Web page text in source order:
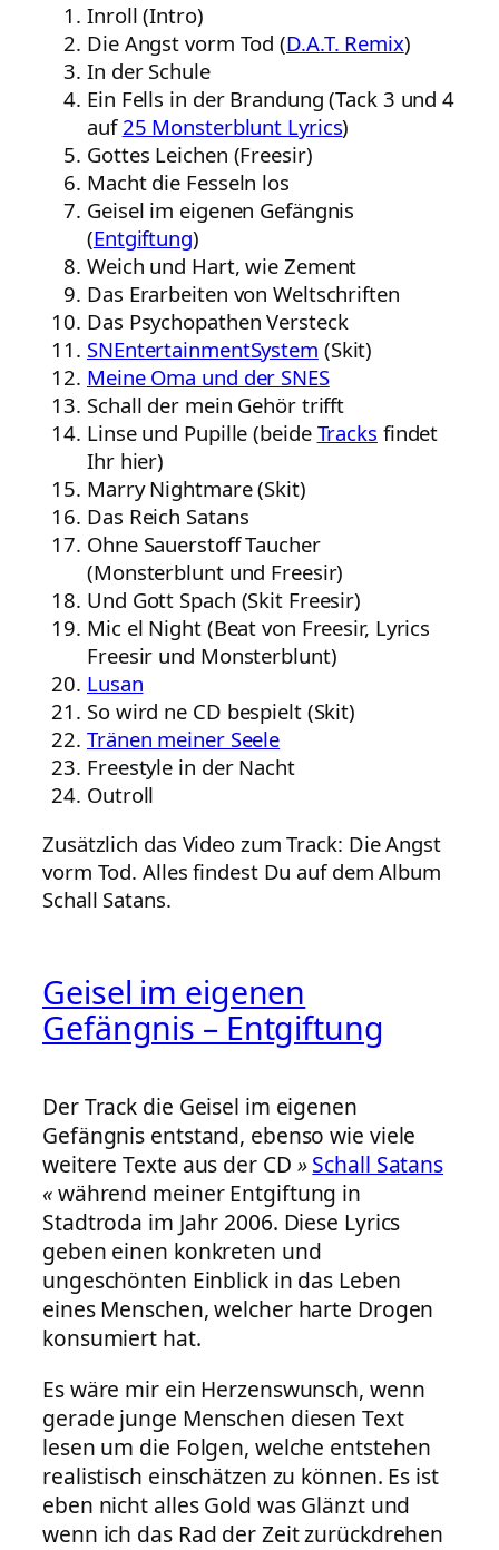
Inroll (Intro)
Die Angst vorm Tod (D.A.T. Remix)
In der Schule
Ein Fells in der Brandung (Tack 3 und 4
auf25 Monsterblunt Lyrics)
Gottes Leichen (Freesir)
Macht die Fesseln los
Geisel im eigenen Gefängnis
(Entgiftung)
Weich und Hart, wie Zement
Das Erarbeiten von Weltschriften
Das Psychopathen Versteck
SNEntertainmentSystem (Skit)
Meine Oma und der SNES
Schall der mein Gehör trifft
Linse und Pupille (beide Tracks findet
Ihr hier)
Marry Nightmare (Skit)
Das Reich Satans
Ohne Sauerstoff Taucher
(Monsterblunt und Freesir)
Und Gott Spach (Skit Freesir)
Mic el Night (Beat von Freesir, Lyrics
Freesir und Monsterblunt)
Lusan
So wird ne CD bespielt (Skit)
Tränen meiner Seele
Freestyle in der Nacht
Outroll
Zusätzlich das Video zum Track: Die Angst
vorm Tod. Alles findest Du auf dem Album
Schall Satans.
Geisel im eigenen
Gefängnis – Entgiftung
Der Track die Geisel im eigenen
Gefängnis entstand, ebenso wie viele
weitere Texte aus der CD » Schall Satans
«während meiner Entgiftung in
Stadtroda im Jahr 2006. Diese Lyrics
geben einen konkreten und
ungeschönten Einblick in das Leben
eines Menschen, welcher harte Drogen
konsumiert hat.
Es wäre mir ein Herzenswunsch, wenn
gerade junge Menschen diesen Text
lesen um die Folgen, welche entstehen
realistisch einschätzen zu können. Es ist
eben nicht alles Gold was Glänzt und
wenn ich das Rad der Zeit zurückdrehen